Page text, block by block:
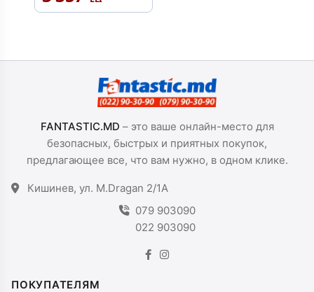
FANTASTIC.MD – это ваше онлайн-место для
безопасных, быстрых и приятных покупок,
предлагающее все, что вам нужно, в одном клике.
Кишинев, ул. M.Dragan 2/1A
079 903090
022 903090
ПОКУПАТЕЛЯМ